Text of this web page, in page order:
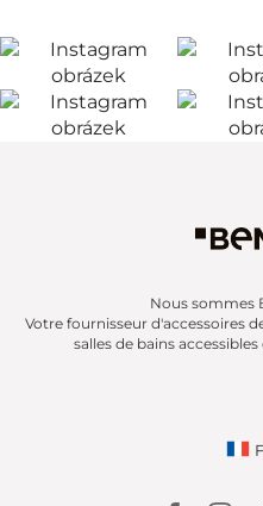
Nous sommes
Votre fournisseur d'accessoires
salles de bains